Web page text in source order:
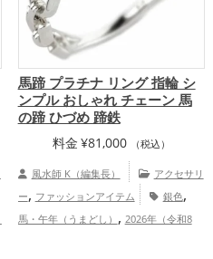
馬蹄 プラチナ リング 指輪 シ
ンプル おしゃれ チェーン 馬
の蹄 ひづめ 蹄鉄
料金 ¥81,000 （税込）
風水師 K（編集長）
アクセサリ
ー, ファッションアイテム 銀色,
馬・午年（うまどし） , 2026年（令和8